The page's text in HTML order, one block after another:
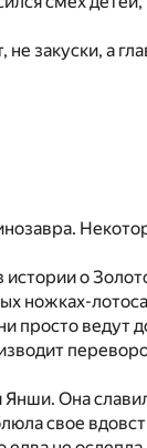
закуски, а
истории о
ножках-
просто ведут
Она
свое